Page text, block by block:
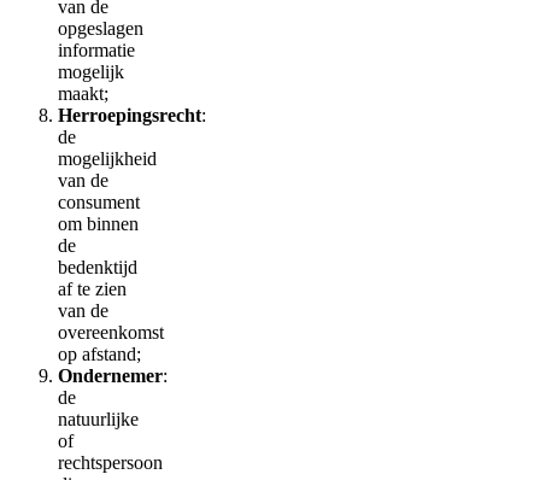
van de
opgeslagen
informatie
mogelijk
maakt;
Herroepingsrecht:
de
mogelijkheid
van de
consument
om binnen
de
bedenktijd
af te zien
van de
overeenkomst
op afstand;
Ondernemer:
de
natuurlijke
of
rechtspersoon